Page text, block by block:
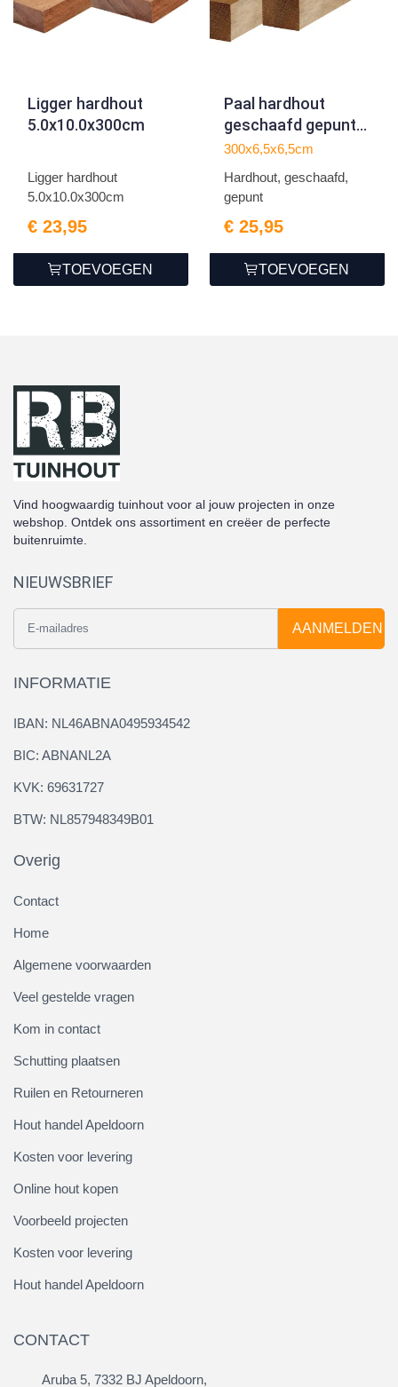
Ligger hardhout
5.0x10.0x300cm
Ligger hardhout
5.0x10.0x300cm
€ 23,95
TOEVOEGEN
Paal hardhout
geschaafd gepunt
6.5x6.5x300cm
300x6,5x6,5cm
Hardhout, geschaafd,
gepunt
€ 25,95
TOEVOEGEN
Vind hoogwaardig tuinhout voor al jouw projecten in onze
webshop. Ontdek ons assortiment en creëer de perfecte
buitenruimte.
NIEUWSBRIEF
AANMELDEN
INFORMATIE
IBAN: NL46ABNA0495934542
BIC: ABNANL2A
KVK: 69631727
BTW: NL857948349B01
Overig
Contact
Home
Algemene voorwaarden
Veel gestelde vragen
Kom in contact
Schutting plaatsen
Ruilen en Retourneren
Hout handel Apeldoorn
Kosten voor levering
Online hout kopen
Voorbeeld projecten
Kosten voor levering
Hout handel Apeldoorn
CONTACT
Aruba 5, 7332 BJ Apeldoorn,